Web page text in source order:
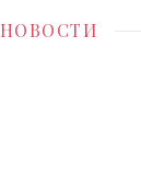
НОВОСТИ